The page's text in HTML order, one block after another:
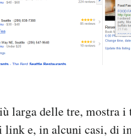
larga delle tre,
link e, in alcuni casi, di